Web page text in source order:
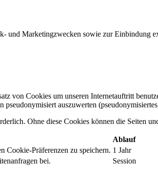
und Marketingzwecken sowie zur Einbindung
von Cookies um unseren Internetauftritt
auszuwerten
Ohne diese Cookies können die Seiten
Ablauf
Cookie-Präferenzen zu speichern. 1 Jahr
bei. Session